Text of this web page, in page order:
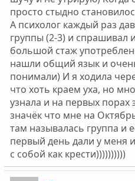
просто стыдно
А психолог каждый раз
группы (2-3) и спрашивал
большой стаж
нашли общий язык и
понимали) И я ходила
что хоть краем уха, но
узнала и на первых
значёк что мне на
там называлась группа и
первый день дали у меня
с собой как крести))))))))))